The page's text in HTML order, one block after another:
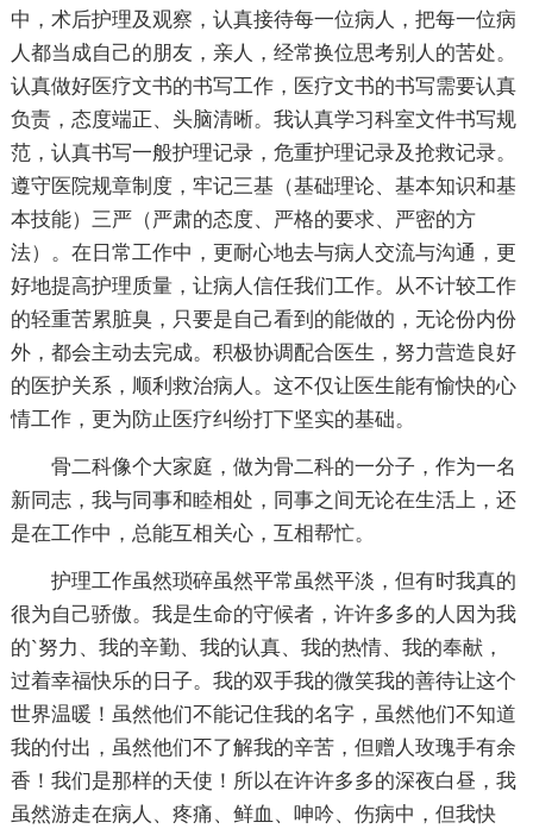
中，术后护理及观察，认真接待每一位病人，把每一位病
人都当成自己的朋友，亲人，经常换位思考别人的苦处。
认真做好医疗文书的书写工作，医疗文书的书写需要认真
负责，态度端正、头脑清晰。我认真学习科室文件书写规
范，认真书写一般护理记录，危重护理记录及抢救记录。
遵守医院规章制度，牢记三基（基础理论、基本知识和基
本技能）三严（严肃的态度、严格的要求、严密的方
法）。在日常工作中，更耐心地去与病人交流与沟通，更
好地提高护理质量，让病人信任我们工作。从不计较工作
的轻重苦累脏臭，只要是自己看到的能做的，无论份内份
外，都会主动去完成。积极协调配合医生，努力营造良好
的医护关系，顺利救治病人。这不仅让医生能有愉快的心
情工作，更为防止医疗纠纷打下坚实的基础。
骨二科像个大家庭，做为骨二科的一分子，作为一名
新同志，我与同事和睦相处，同事之间无论在生活上，还
是在工作中，总能互相关心，互相帮忙。
护理工作虽然琐碎虽然平常虽然平淡，但有时我真的
很为自己骄傲。我是生命的守候者，许许多多的人因为我
的`努力、我的辛勤、我的认真、我的热情、我的奉献，
过着幸福快乐的日子。我的双手我的微笑我的善待让这个
世界温暖！虽然他们不能记住我的名字，虽然他们不知道
我的付出，虽然他们不了解我的辛苦，但赠人玫瑰手有余
香！我们是那样的天使！所以在许许多多的深夜白昼，我
虽然游走在病人、疼痛、鲜血、呻吟、伤病中，但我快